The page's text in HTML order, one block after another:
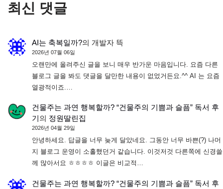
최신 댓글
AI는 축복일까?의 개발자 뜩
2026년 07월 06일
오랜만에 올려주신 글을 보니 매우 반가운 마음입니다. 요즘 다른
블로그 글을 봐도 댓글을 달만한 내용이 없었거든요.^^ AI 는 요즘
열광적이죠.…
건물주는 과연 행복할까? “건물주의 기쁨과 슬픔” 독서 후
기의 정원딸린집
2026년 04월 29일
안녕하세요. 답글을 너무 늦게 달았네요. 그동안 너무 바쁜(?) 나머
지 블로그 운영이 소홀했던거 같습니다. 이것저것 다른쪽에 신경쓸
께 많아서요 ㅎㅎㅎㅎ 이글은 비교적…
건물주는 과연 행복할까? “건물주의 기쁨과 슬픔” 독서 후